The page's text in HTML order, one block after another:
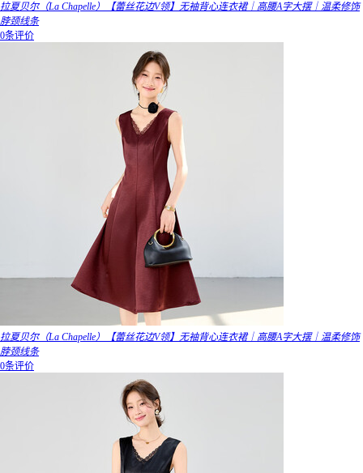
拉夏贝尔（La Chapelle）【蕾丝花边V领】无袖背心连衣裙｜高腰A字大摆｜温柔修饰
脖颈线条
0条评价
拉夏贝尔（La Chapelle）【蕾丝花边V领】无袖背心连衣裙｜高腰A字大摆｜温柔修饰
脖颈线条
0条评价